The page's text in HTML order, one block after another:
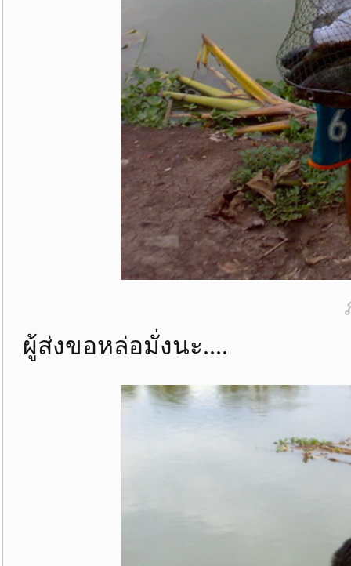
ผู้ส่งขอหล่อมั่งนะ....